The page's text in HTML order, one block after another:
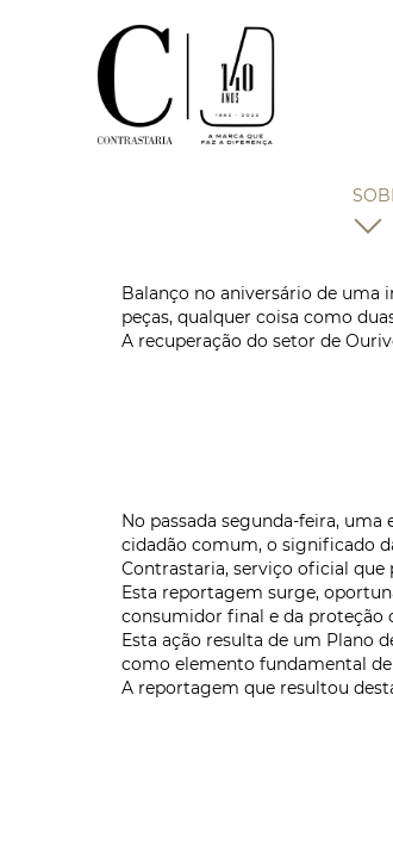
Balanço no aniversário de uma
peças, qualquer coisa como
A recuperação do setor de
No passada segunda-feira,
cidadão comum, o significado
Contrastaria, serviço oficial que
Esta reportagem surge,
consumidor final e da proteção
Esta ação resulta de um Plano
como elemento fundamental
A reportagem que resultou